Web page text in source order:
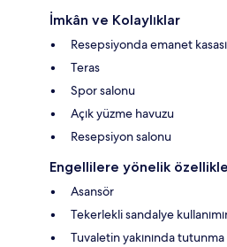
İmkân ve Kolaylıklar
Resepsiyonda emanet kasası
Teras
Spor salonu
Açık yüzme havuzu
Resepsiyon salonu
Engellilere yönelik
Asansör
Tekerlekli sandalye
Tuvaletin yakınında tutunma